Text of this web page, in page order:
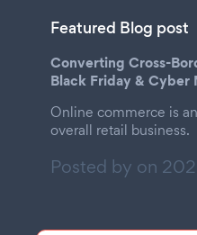
Featured Blog post
Converting Cross-
Black Friday & Cyber
Online commerce is
overall retail business.
Posted by on